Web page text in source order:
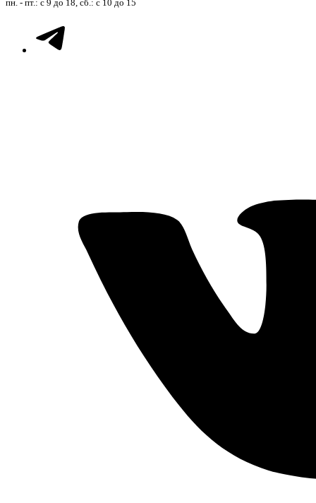
пн. - пт.: с 9 до 18, сб.: с 10 до 15